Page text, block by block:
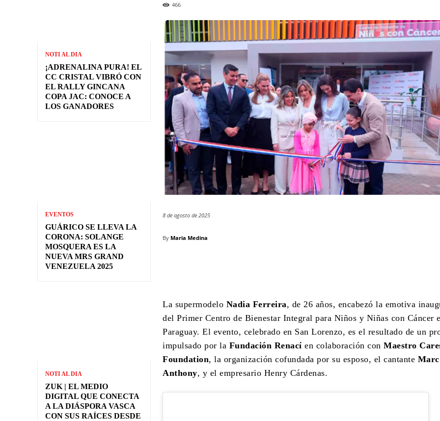
NOTI AL DIA
¡ADRENALINA PURA! EL
CC CRISTAL VIBRÓ CON
EL RALLY GINCANA
COPA JAC: CONOCE A
LOS GANADORES
EVENTOS
GUÁRICO SE LLEVA LA
CORONA: SOLANGE
MOSQUERA ES LA
NUEVA MRS GRAND
VENEZUELA 2025
NOTI AL DIA
ZUK | EL MEDIO
DIGITAL QUE CONECTA
A LA DIÁSPORA VASCA
CON SUS RAÍCES DESDE
466
8 de agosto de 2025
By Maria Medina
La supermodelo Nadia Ferreira, de 26 años, encabezó la emotiva
del Primer Centro de Bienestar Integral para Niños y Niñas con Cáncer
Paraguay. El evento, celebrado en San Lorenzo, es el resultado de un
impulsado por la Fundación Renacíen colaboración conMaestro
Foundation, la organización cofundada por su esposo, el cantante Marc
Anthony, y el empresario Henry Cárdenas.